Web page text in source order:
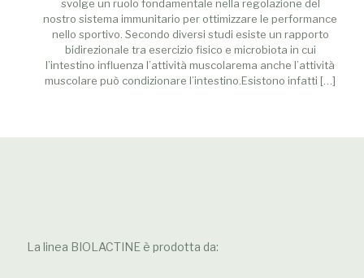
svolge un ruolo fondamentale nella regolazione del
nostro sistema immunitario per ottimizzare le performance
nello sportivo. Secondo diversi studi esiste un rapporto
bidirezionale tra esercizio fisico e microbiota in cui
l’intestino influenza l’attività muscolarema anche l’attività
muscolare può condizionare l’intestino.Esistono infatti […]
La linea BIOLACTINE è prodotta da: